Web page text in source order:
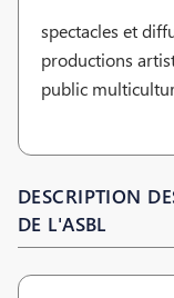
spectacles et
productions
public
DESCRIPTION
DE L'ASBL